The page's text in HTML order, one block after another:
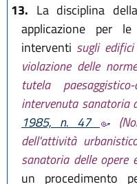
13. La disciplina
applicazione per
interventi sugli
violazione delle
tutela
intervenuta sanatoria
1985, n. 47
dell'attività
sanatoria delle opere
un procedimento